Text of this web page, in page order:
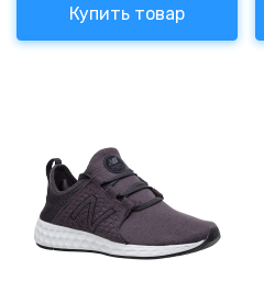
Купить товар